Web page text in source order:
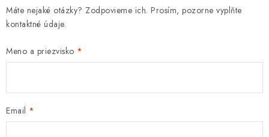
Máte nejaké otázky? Zodpovieme ich. Prosím, pozorne vyplňte
kontaktné údaje.
Meno a priezvisko
Email